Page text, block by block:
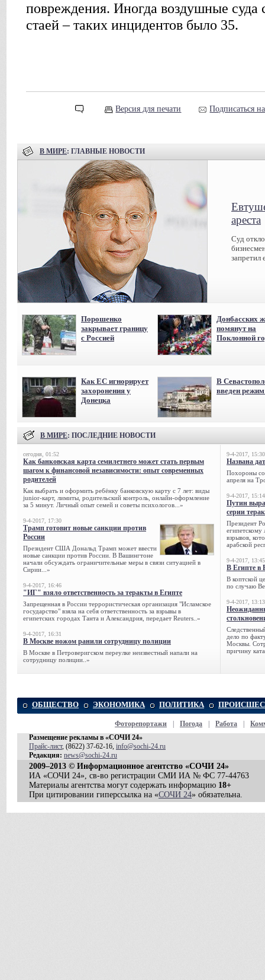
повреждения. Иногда воздушные суда
стаей – таких инцидентов было 35.
Версия для печати Подписаться
В МИРЕ: ГЛАВНЫЕ НОВОСТИ
ареста
Суд
запретил
Порошенко
закрывает границу
с Россией
Донбасских
помянут на
Поклонной
Как ЕС игнорирует
захоронения у
Донецка
В
введен
В МИРЕ: ПОСЛЕДНИЕ НОВОСТИ
сегодня, 01:52
Как банковская карта семилетнего может стать первым
шагом к финансовой независимости: опыт современных
родителей
Как выбрать и оформить ребёнку банковскую карту с 7 лет: виды
junior-карт, лимиты, родительский контроль, онлайн-оформление
за 5 минут. Личный опыт семей и советы психологов...»
9-4-2017, 17:30
Трамп готовит новые санкции против
России
Президент США Дональд Трамп может ввести
новые санкции против России. В Вашингтоне
начали обсуждать ограничительные меры в связи ситуацией в
Сирии...»
9-4-2017, 16:46
"ИГ" взяло ответственность за теракты в Египте
Запрещенная в России террористическая организация "Исламское
государство" взяла на себя ответственность за взрывы в
египетских городах Танта и Александрия, передает Reuters..»
9-4-2017, 16:31
В Москве ножом ранили сотрудницу полиции
В Москве в Петроверигском переулке неизвестный напали на
сотрудницу полиции..»
9-4-2017, 15:30
Названа
Похороны
апреля на
9-4-2017, 15:14
Путин
серии
Президент
египетскому
взрывов,
арабской
9-4-2017, 13:45
В Египте в
В коптской
по случаю
9-4-2017, 13:13
дело по
Москвы.
причину
ОБЩЕСТВО ЭКОНОМИКА ПОЛИТИКА
Фоторепортажи Погода Работа
Размещение рекламы в «СОЧИ 24»
Прайс-лист, (8622) 37-62-16, info@sochi-24.ru
Редакция: news@sochi-24.ru
2009–2013 © Информационное агентство «СОЧИ 24»
ИА «СОЧИ 24», св-во регистрации СМИ ИА № ФС 77-44763
Материалы агентства могут содержать информацию 18+
При цитировании гиперссылка на «СОЧИ 24» обязательна.